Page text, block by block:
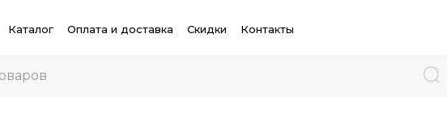
Каталог Оплата и доставка Скидки Контакты